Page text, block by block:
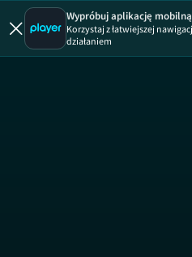
Wypróbuj aplikację mobilną
Korzystaj z łatwiejszej
działaniem